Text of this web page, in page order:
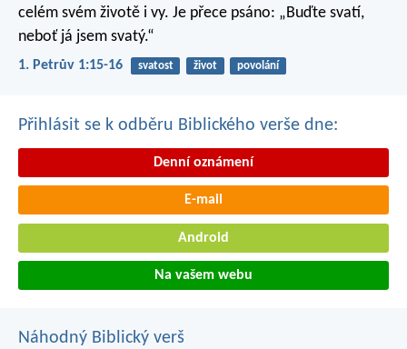
celém svém životě i vy. Je přece psáno: „Buďte svatí,
neboť já jsem svatý.“
1. Petrův 1:15-16 svatost život povolání
Přihlásit se k odběru Biblického verše dne:
Denní oznámení
E-mail
Android
Na vašem webu
Náhodný Biblický verš